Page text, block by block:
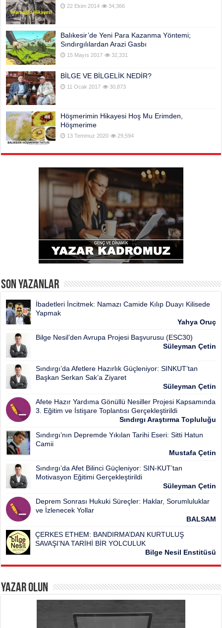
22 Ekim 2014 34,366
Balıkesir’de Yeni Para Kazanma Yöntemi;
Sındırgılılardan Arazi Gasbı
15 Mayıs 2017 32,331
BİLGE VE BİLGELİK NEDİR?
11 Ocak 2017 30,873
Höşmerimin Hikayesi Hoş Mu Erimden,
Höşmerime
13 Temmuz 2020 29,594
Son Yazanlar
İbadetleri İncitmek: Namazı Camide Kılıp Duayı Kilisede
Yapmak
Yahya Oruç
Bilge Nesil’den Avrupa Projesi Başvurusu (ESC30)
Süleyman Çetin
Sındırgı’da Afetlere Hazırlık Güçleniyor: SINKUT’tan
Başkan Serkan Sak’a Ziyaret
Süleyman Çetin
Afete Hazır Yardıma Gönüllü Nesiller Projesi Kapsamında
3. Eğitim ve İstişare Toplantısı Gerçekleştirildi
Sındırgı Araştırma Topluluğu
Sındırgı’nın Depremde Yıkılan Tarihi Eseri: Sitti Hatun
Camii
Mustafa Çetin
Sındırgı’da Afet Bilinci Güçleniyor: SIN-KUT’tan
Motivasyon Eğitimi Gerçekleştirildi
Süleyman Çetin
Deprem Sonrası Hukuki Süreçler: Haklar, Sorumluluklar
ve İzlenecek Yollar
BALSAM
ÇERKES ETHEM: BANDIRMA’DAN KURTULUŞ
SAVAŞI’NA TARİHİ BİR YOLCULUK
Bilge Nesil Enstitüsü
Yazar Olun